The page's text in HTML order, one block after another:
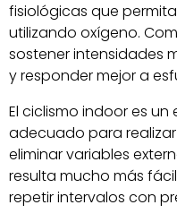
fisiológicas que
utilizando oxígeno.
sostener intensidades
y responder mejor a
El ciclismo indoor es
adecuado para
eliminar variables
resulta mucho más
repetir intervalos con